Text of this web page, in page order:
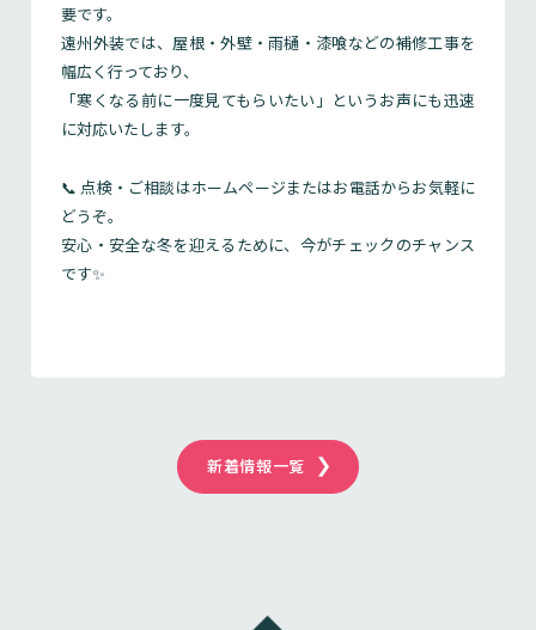
要です。
遠州外装では、屋根・外壁・雨樋・漆喰などの補修工事を
幅広く行っており、
「寒くなる前に一度見てもらいたい」というお声にも迅速
に対応いたします。
📞 点検・ご相談はホームページまたはお電話からお気軽に
どうぞ。
安心・安全な冬を迎えるために、今がチェックのチャンス
です✨
新着情報一覧